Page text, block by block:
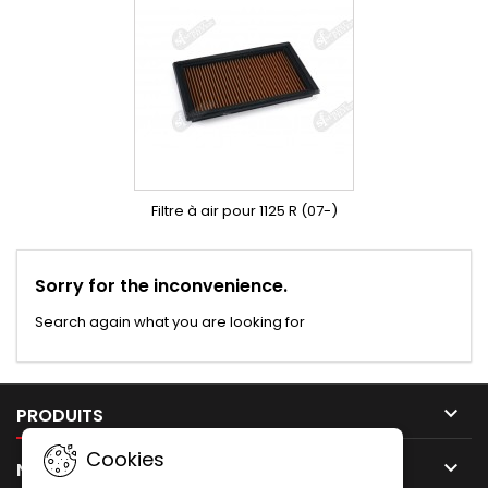
Filtre à air pour 1125 R (07-)
Sorry for the inconvenience.
Search again what you are looking for
PRODUITS 
NOTRE SOCIÉTÉ 
Cookies